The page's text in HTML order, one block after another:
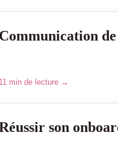
Communication
11 min de lecture →
son